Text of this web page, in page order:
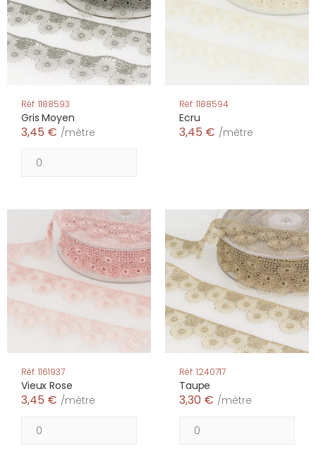
Réf: 1188593
Gris Moyen
3,45 € /mètre
Réf: 1188594
Ecru
3,45 € /mètre
Réf: 1161937
Vieux Rose
3,45 € /mètre
Réf: 1240717
Taupe
3,30 € /mètre